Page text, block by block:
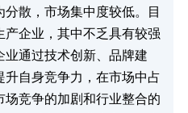
散，市场集中度较低。目
企业，其中不乏具有较强
通过技术创新、品牌建
自身竞争力，在市场中占
竞争的加剧和行业整合的